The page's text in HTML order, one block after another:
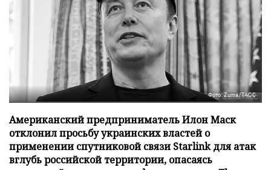
Фото: Zuma/ТАСС
Американский предприниматель Илон Маск
отклонил просьбу украинских властей о
применении спутниковой связи Starlink для атак
вглубь российской территории, опасаясь